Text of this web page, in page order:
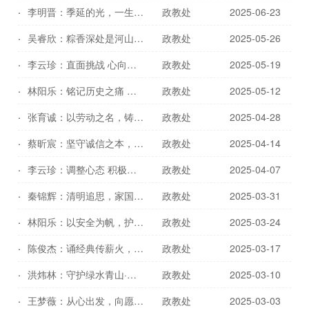
李明晋：季延的光，一生的行囊（6月23日）
政教处
2025-06-23
吴睿欣：粽香深处是河山，青年学子勇担当（5月26日）
政教处
2025-05-26
李云珍：直面挑战 心向未来（5月19日）
政教处
2025-05-19
林阳乐：铭记历史之痛 筑牢生命之墙（5月12日）
政教处
2025-05-12
张育诚：以劳动之名，铸青春之魂（4月28日）
政教处
2025-04-28
蔡昕宸：坚守诚信之本，成就无愧答卷（4月14日）
政教处
2025-04-14
李云珍：调整心态 积极迎考（4月7日）
政教处
2025-04-07
秦锦辉：清明追思，家国永念（3月31日）
政教处
2025-03-31
林阳乐：以安全为帆，护青春远航（3月24日）
政教处
2025-03-24
陈俊杰：诵经典传薪火，立修身报国志（3月17日）
政教处
2025-03-17
洪炜林：守护绿水青山·保护地球环境（3月10日）
政教处
2025-03-10
王梦薇：从心出发，向愿而行（3月3日）
政教处 2025-03-03